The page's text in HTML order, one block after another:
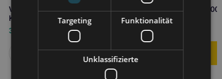
VETOQUINOL Enisyl-F
Katzenpaste 100ml
31,10
VETOQUINOL Rubenal 300
Tabletten
59,00€
Targeting Funktionalität
Unklassifizierte